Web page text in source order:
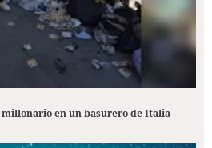
en un basurero de Italia